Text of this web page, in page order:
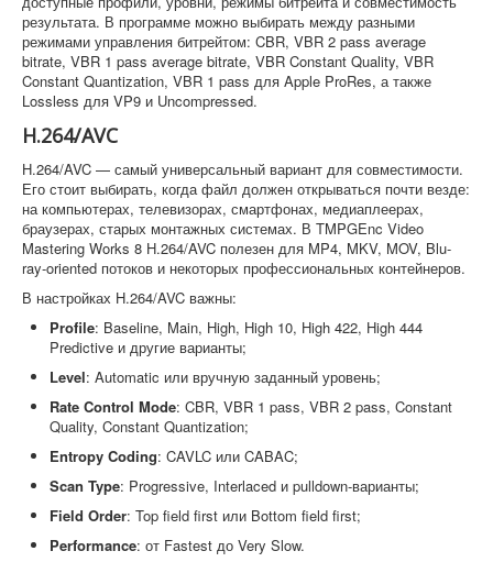
результата. В программе можно выбирать между разными
режимами управления битрейтом: CBR, VBR 2 pass average
bitrate, VBR 1 pass average bitrate, VBR Constant Quality, VBR
Constant Quantization, VBR 1 pass для Apple ProRes, а также
Lossless для VP9 и Uncompressed.
H.264/AVC
H.264/AVC — самый универсальный вариант для совместимости.
Его стоит выбирать, когда файл должен открываться почти везде:
на компьютерах, телевизорах, смартфонах, медиаплеерах,
браузерах, старых монтажных системах. В TMPGEnc Video
Mastering Works 8 H.264/AVC полезен для MP4, MKV, MOV, Blu-
ray-oriented потоков и некоторых профессиональных контейнеров.
В настройках H.264/AVC важны:
Profile: Baseline, Main, High, High 10, High 422, High 444
Predictive и другие варианты;
Level: Automatic или вручную заданный уровень;
Rate Control Mode: CBR, VBR 1 pass, VBR 2 pass, Constant
Quality, Constant Quantization;
Entropy Coding: CAVLC или CABAC;
Scan Type: Progressive, Interlaced и pulldown-варианты;
Field Order: Top field first или Bottom field first;
Performance: от Fastest до Very Slow.